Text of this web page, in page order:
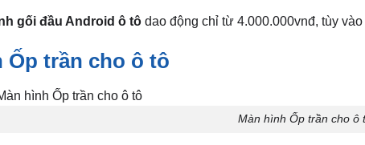
gối đầu Android ô tô dao động chỉ từ 4.000.000vnđ, tùy
Ốp trần cho ô tô
Màn hình Ốp trần cho ô